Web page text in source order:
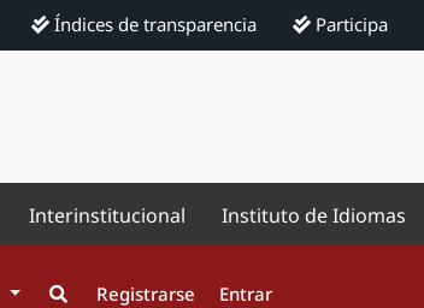
Índices de transparencia Participa
Interinstitucional Instituto de Idiomas
Registrarse Entrar